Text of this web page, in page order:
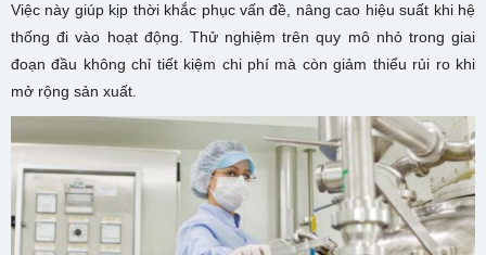
Việc này giúp kịp thời khắc phục vấn đề, nâng cao hiệu suất khi hệ
thống đi vào hoạt động. Thử nghiệm trên quy mô nhỏ trong giai
đoạn đầu không chỉ tiết kiệm chi phí mà còn giảm thiểu rủi ro khi
mở rộng sản xuất.